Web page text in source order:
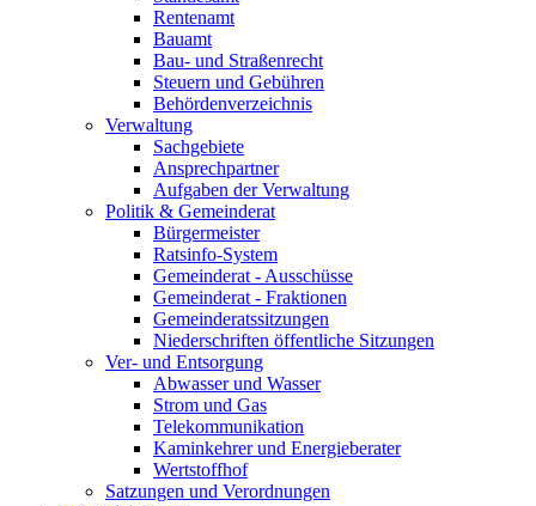
Rentenamt
Bauamt
Bau- und Straßenrecht
Steuern und Gebühren
Behördenverzeichnis
Verwaltung
Sachgebiete
Ansprechpartner
Aufgaben der Verwaltung
Politik & Gemeinderat
Bürgermeister
Ratsinfo-System
Gemeinderat - Ausschüsse
Gemeinderat - Fraktionen
Gemeinderatssitzungen
Niederschriften öffentliche Sitzungen
Ver- und Entsorgung
Abwasser und Wasser
Strom und Gas
Telekommunikation
Kaminkehrer und Energieberater
Wertstoffhof
Satzungen und Verordnungen